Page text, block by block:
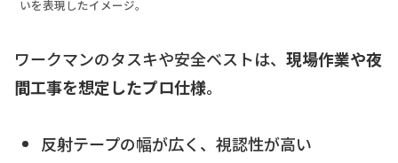
いを表現したイメージ。
ワークマンのタスキや安全ベストは、 現場作業や夜
間工事を想定したプロ仕様。
反射テープの幅が広く、視認性が高い